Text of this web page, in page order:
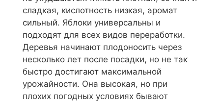
сладкая, кислотность низкая, аромат
сильный. Яблоки универсальны и
подходят для всех видов переработки.
Деревья начинают плодоносить через
несколько лет после посадки, но не так
быстро достигают максимальной
урожайности. Она высокая, но при
плохих погодных условиях бывают